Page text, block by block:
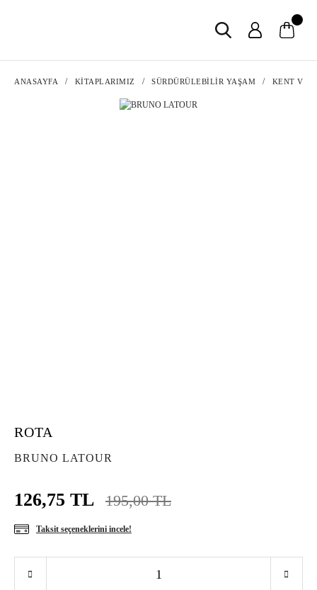
ANASAYFA KİTAPLARIMIZ SÜRDÜRÜLEBİLİR YAŞAM KENT VE
ROTA
BRUNO LATOUR
126,75 TL 195,00 TL
Taksit seçeneklerini incele!